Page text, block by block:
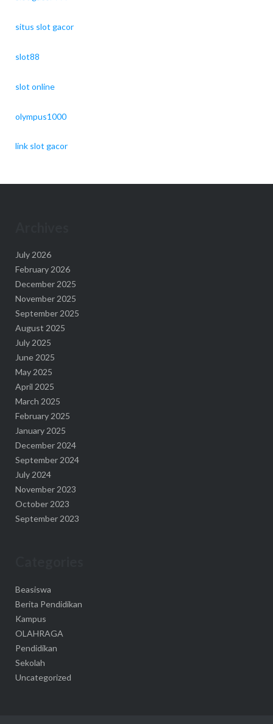
situs slot gacor
slot88
slot online
olympus1000
link slot gacor
July 2026
February 2026
December 2025
November 2025
September 2025
August 2025
July 2025
June 2025
May 2025
April 2025
March 2025
February 2025
January 2025
December 2024
September 2024
July 2024
November 2023
October 2023
September 2023
Beasiswa
Berita Pendidikan
Kampus
OLAHRAGA
Pendidikan
Sekolah
Uncategorized